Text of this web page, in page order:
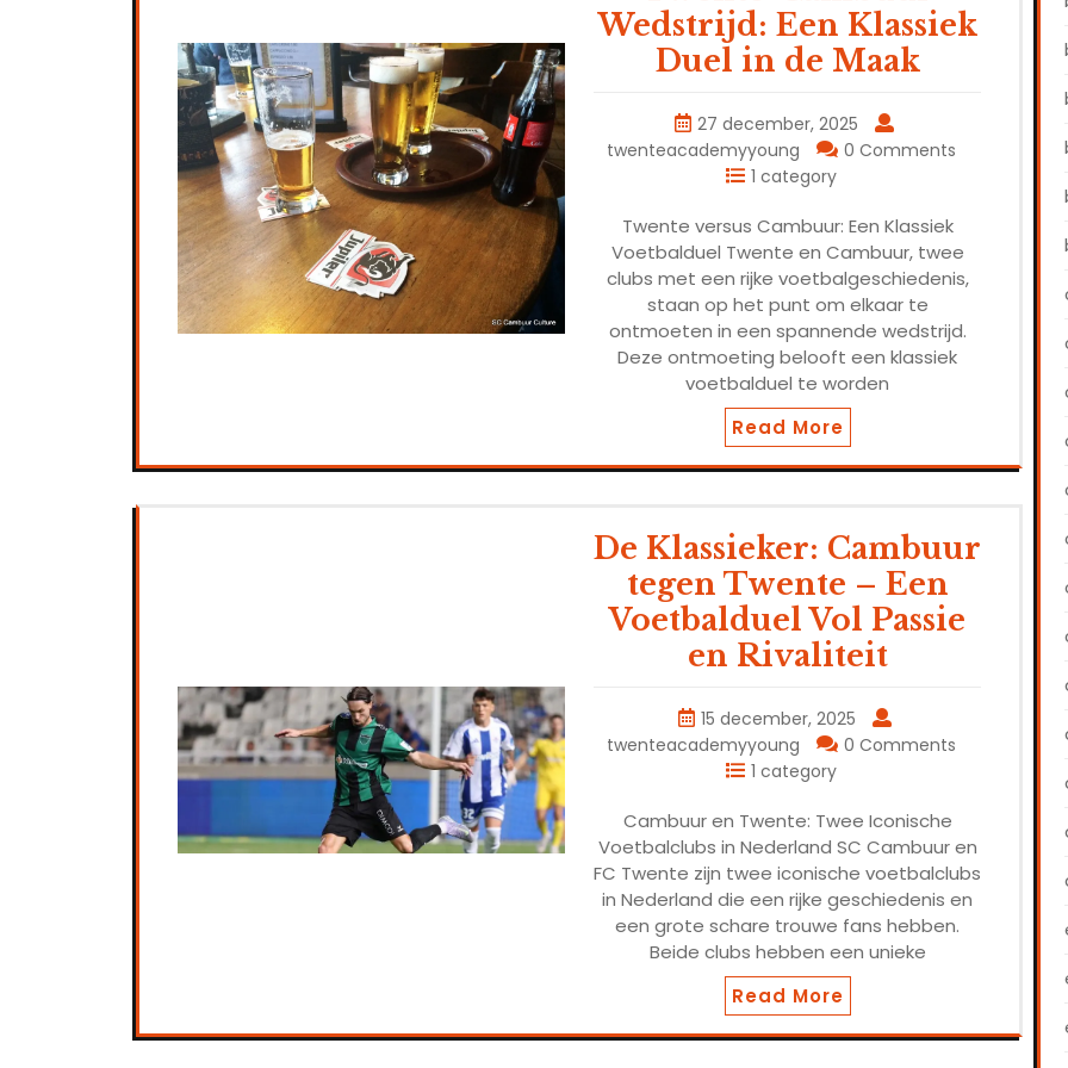
Wedstrijd: Een Klassiek
Duel in de Maak
27 december, 2025
twenteacademyyoung
0 Comments
1 category
Twente versus Cambuur: Een Klassiek
Voetbalduel Twente en Cambuur, twee
clubs met een rijke voetbalgeschiedenis,
staan op het punt om elkaar te
ontmoeten in een spannende wedstrijd.
Deze ontmoeting belooft een klassiek
voetbalduel te worden
Read More
De Klassieker: Cambuur
tegen Twente – Een
Voetbalduel Vol Passie
en Rivaliteit
15 december, 2025
twenteacademyyoung
0 Comments
1 category
Cambuur en Twente: Twee Iconische
Voetbalclubs in Nederland SC Cambuur en
FC Twente zijn twee iconische voetbalclubs
in Nederland die een rijke geschiedenis en
een grote schare trouwe fans hebben.
Beide clubs hebben een unieke
Read More